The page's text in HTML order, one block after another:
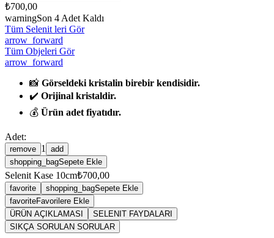
₺700,00
warningSon 4 Adet Kaldı
Tüm Selenit leri Gör
arrow_forward
Tüm Objeleri Gör
arrow_forward
📸 Görseldeki kristalin birebir kendisidir.
✔️ Orijinal kristaldir.
💰 Ürün adet fiyatıdır.
Adet:
remove 1
add
shopping_bagSepete Ekle
Selenit Kase 10cm₺700,00
favorite shopping_bagSepete Ekle
favoriteFavorilere Ekle
ÜRÜN AÇIKLAMASI
SELENIT FAYDALARI
SIKÇA SORULAN SORULAR